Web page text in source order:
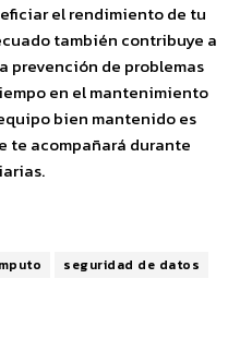
el rendimiento de tu
también contribuye a
prevención de problemas
en el mantenimiento
bien mantenido es
te acompañará durante
seguridad de datos